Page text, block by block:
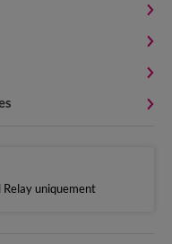
uniquement